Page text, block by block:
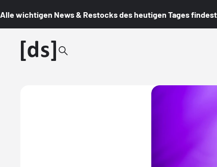
Alle wichtigen News & Restocks des heutigen Tages findest